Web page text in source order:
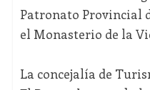
Patronato Provincial
el Monasterio de la
La concejalía de